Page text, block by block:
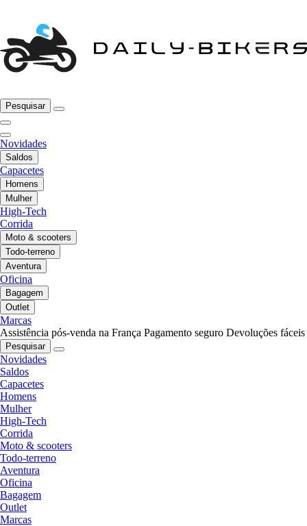
Pesquisar
Novidades
Saldos
Capacetes
Homens
Mulher
High-Tech
Corrida
Moto & scooters
Todo-terreno
Aventura
Oficina
Bagagem
Outlet
Marcas
Assistência pós-venda na França Pagamento seguro Devoluções fáceis
Pesquisar
Novidades
Saldos
Capacetes
Homens
Mulher
High-Tech
Corrida
Moto & scooters
Todo-terreno
Aventura
Oficina
Bagagem
Outlet
Marcas